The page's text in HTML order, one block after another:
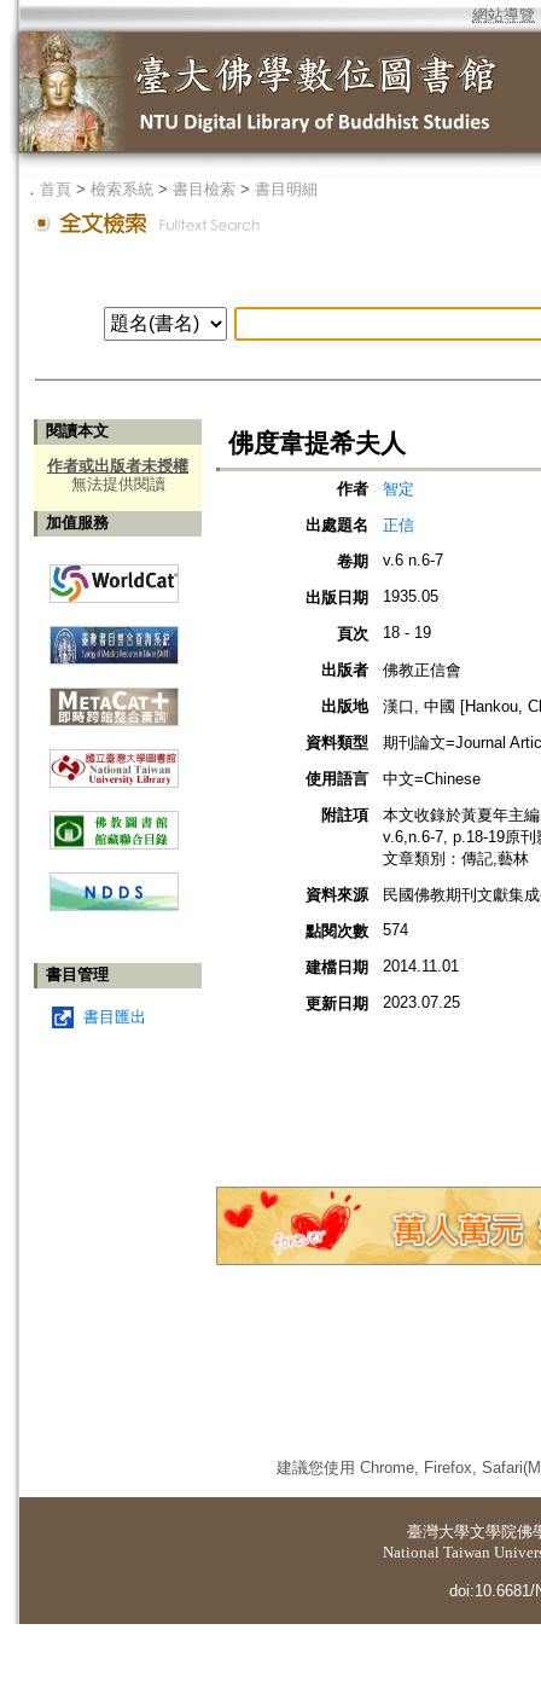
網站導覽
． 首頁 > 檢索系統 > 書目檢索 > 書目明細
閱讀本文
作者或出版者未授權
無法提供閱讀
加值服務
書目管理
書目匯出
佛度韋提希夫人
作者
智定
出處題名
正信
卷期
v.6 n.6-7
出版日期 1935.05
頁次 18 - 19
出版者
佛教正信會
出版地
漢口, 中國 [Hankou,
資料類型
期刊論文=Journal
使用語言
中文=Chinese
附註項
本文收錄於黃夏年主
v.6,n.6-7, p.18-19原刊
文章類別：傳記,藝林
資料來源
民國佛教期刊文獻集
點閱次數
574
建檔日期 2014.11.01
更新日期 2023.07.25
建議您使用 Chrome, Firefox,
臺灣大學文學院佛
National Taiwan
doi:10.6681/